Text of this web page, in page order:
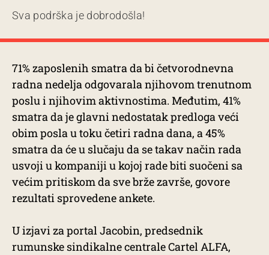
Sva podrška je dobrodošla!
71% zaposlenih smatra da bi četvorodnevna
radna nedelja odgovarala njihovom trenutnom
poslu i njihovim aktivnostima. Međutim, 41%
smatra da je glavni nedostatak predloga veći
obim posla u toku četiri radna dana, a 45%
smatra da će u slučaju da se takav način rada
usvoji u kompaniji u kojoj rade biti suočeni sa
većim pritiskom da sve brže završe, govore
rezultati sprovedene ankete.
U izjavi za portal Jacobin, predsednik
rumunske sindikalne centrale Cartel ALFA,